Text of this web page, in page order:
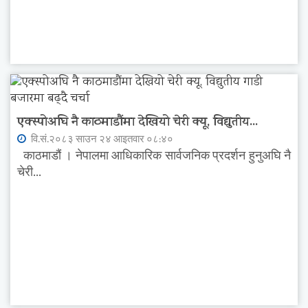
एक्स्पोअघि नै काठमाडौंमा देखियो चेरी क्यू, विद्युतीय...
वि.सं.२०८३ साउन २४ आइतवार ०८:४०
काठमाडौं । नेपालमा आधिकारिक सार्वजनिक प्रदर्शन हुनुअघि नै
चेरी...